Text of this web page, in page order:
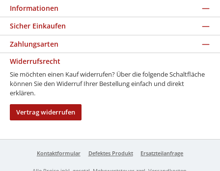
Informationen
Sicher Einkaufen
Zahlungsarten
Widerrufsrecht
Sie möchten einen Kauf widerrufen? Über die folgende Schaltfläche
können Sie den Widerruf Ihrer Bestellung einfach und direkt
erklären.
Vertrag widerrufen
Kontaktformular Defektes Produkt Ersatzteilanfrage